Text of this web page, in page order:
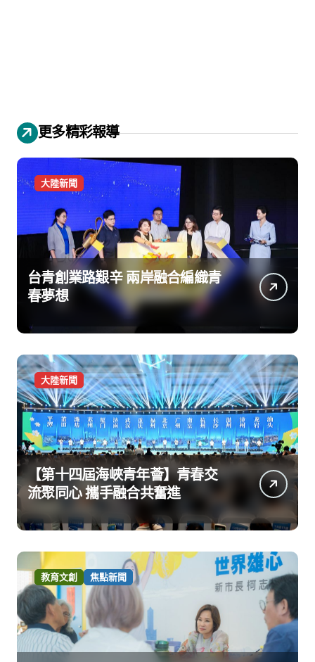
更多精彩報導
大陸新聞
台青創業路艱辛 兩岸融合編織青
春夢想
大陸新聞
【第十四屆海峽青年薈】青春交
流聚同心 攜手融合共奮進
教育文創 焦點新聞